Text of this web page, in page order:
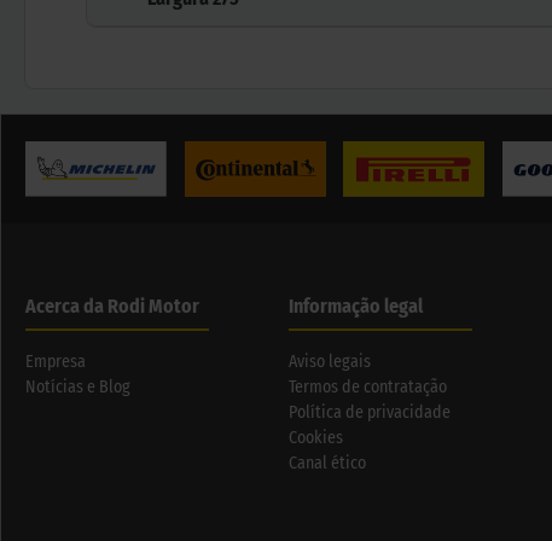
Acerca da Rodi Motor
Empresa
Notícias e Blog
Informação legal
Aviso legais
Termos de contratação
Política de privacidade
Cookies
Canal ético